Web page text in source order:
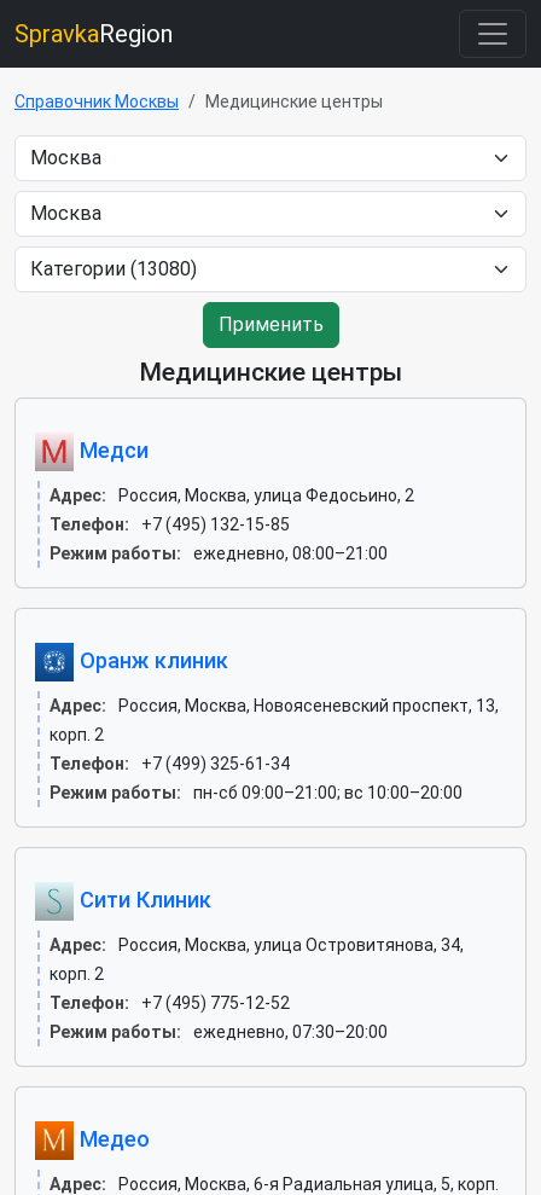
SpravkaRegion
Справочник Москвы Медицинские центры
Применить
Медицинские центры
Медси
Адрес:
Россия, Москва, улица Федосьино, 2
Телефон:
+7 (495) 132-15-85
Режим работы:
ежедневно, 08:00–21:00
Оранж клиник
Адрес:
Россия, Москва, Новоясеневский проспект, 13,
корп. 2
Телефон:
+7 (499) 325-61-34
Режим работы:
пн-сб 09:00–21:00; вс 10:00–20:00
Сити Клиник
Адрес:
Россия, Москва, улица Островитянова, 34,
корп. 2
Телефон:
+7 (495) 775-12-52
Режим работы:
ежедневно, 07:30–20:00
Медео
Адрес:
Россия, Москва, 6-я Радиальная улица, 5, корп.